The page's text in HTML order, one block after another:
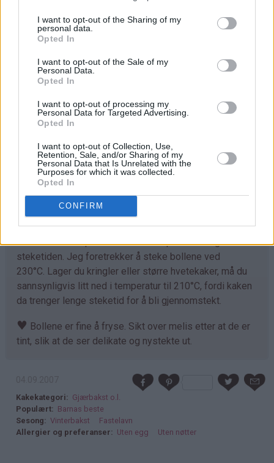
I want to opt-out of the Sharing of my
personal data.
Opted In
I want to opt-out of the Sale of my
Personal Data.
Opted In
I want to opt-out of processing my
Personal Data for Targeted Advertising.
Opted In
I want to opt-out of Collection, Use,
Retention, Sale, and/or Sharing of my
Personal Data that Is Unrelated with the
Purposes for which it was collected.
Opted In
CONFIRM
Trill ut bollene med en gang (ca 40 stk) og legg dem på
bakepapirdekkede stekeplater. La dem heve lunt i 1
Stek bollene midt i ovnen ved 230°C i 7-10 minutter.
Tilpass melmengden. Det kan hende du trenger litt
mer enn det som er angitt i oppskriften. Deigen skal
være god å trille og ikke løs og klissete.
♥
Det går fint å bruke denne deigen til å lage
kanelboller, skolebrød, kringle og andre typer gjærbakst.
Eneste du må tilpasse er steketemperaturen og
steketiden. Jeg foretrekker å steke bollene ved
230°C. Lager du kringler eller større hvetekaker, må du
sannsynligvis litt ned i temperatur til 210°C, fordi kaken
da trenger lenge steketid for å bli gjennomstekt.
♥ Bollene er fine å fryse. Sikt over melis etter at de er
tint, slik at de ser delikate og nystekte ut.
Kakekategori
Gjærbakst o.l.
Populært
Barnas beste
Sesong
Vinterbakst
Fastelavn
Allergier og preferanser
Uten egg Uten nøtter